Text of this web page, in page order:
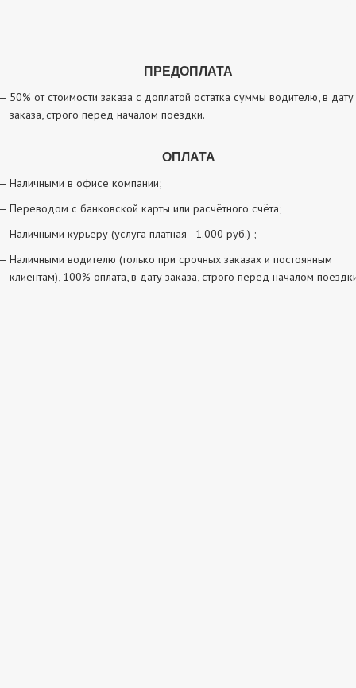
ПРЕДОПЛАТА
50% от стоимости заказа с доплатой остатка суммы водителю, в дату
заказа, строго перед началом поездки.
ОПЛАТА
Наличными в офисе компании;
Переводом с банковской карты или расчётного счёта;
Наличными курьеру (услуга платная - 1.000 руб.) ;
Наличными водителю (только при срочных заказах и постоянным
клиентам), 100% оплата, в дату заказа, строго перед началом